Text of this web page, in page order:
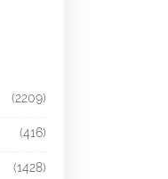
(2209)
(416)
(1428)